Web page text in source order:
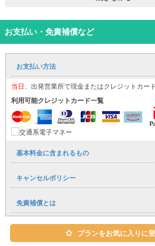
願いします。
3、運転マナー・スピードのチェック
◎那覇空港・赤嶺駅無料送迎あり（送迎時間
・那覇空港から車で約10分、赤嶺駅から車で
（シーズンや交通状況の影響で予定より遅れ
す）
◎中古車使用の為、リーズナブルな価格をご提
◎チャイルドシート・ジュニアシート貸出有（
◎ナビ・ETC車載器・バックモニター・
【その他注意事項】
・ご出発時に運転免許証にて年齢を確認させ
・30歳未満のお客様のご予約は無効となりま
・契約者が30歳以上の方であれば30歳未満の
ただし事故が発生した際には契約者様にも
お支払い・免責補償など
お支払い方法
当日
、出発営業所で現金またはクレジットカー
利用可能クレジットカード一覧
基本料金に含まれるもの
キャンセルポリシー
免責補償とは
プランをお気に入りに